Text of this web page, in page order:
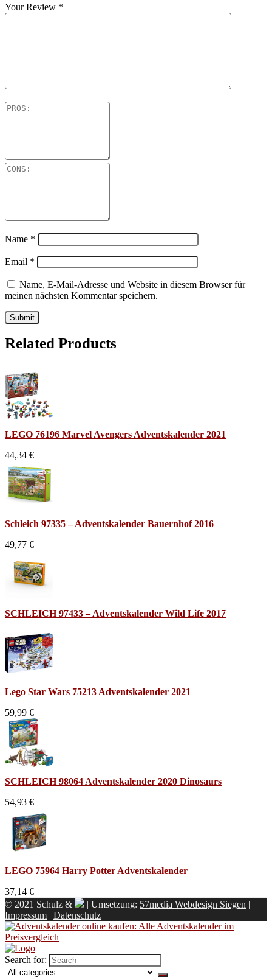
Your Review *
Name *
Email *
Name, E-Mail-Adresse und Website in diesem Browser für
meinen nächsten Kommentar speichern.
Related Products
LEGO 76196 Marvel Avengers Adventskalender 2021
44,34 €
Schleich 97335 – Adventskalender Bauernhof 2016
49,77 €
SCHLEICH 97433 – Adventskalender Wild Life 2017
Lego Star Wars 75213 Adventskalender 2021
59,99 €
SCHLEICH 98064 Adventskalender 2020 Dinosaurs
54,93 €
LEGO 75964 Harry Potter Adventskalender
37,14 €
© 2021 Schulz &
| Umsetzung: 57media Webdesign Siegen |
Impressum | Datenschutz
Search for: